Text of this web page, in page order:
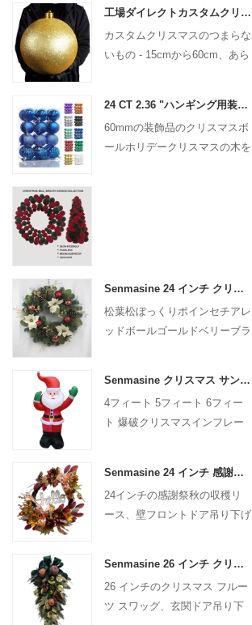
工場ダイレクトカスタムクリスマスボール大きな装飾品15cm -60cmクリスマスロゴボール
カスタムクリスマスのつまらな
いもの - 15cmから60cm、あら
24 CT 2.36 "ハンギング用装飾用のクリスマスプラスチックボールクリスマスシャタープルーフボールホリデーパーティー装飾
60mmの装飾品のクリスマスボ
ールホリデークリスマスの木を
Senmasine 24 インチ クリスマス人工花輪松葉松ぼっくりポインセチア赤いボール ゴールド ベリー ブランチ付き
松葉松ぼっくりポインセチアレ
ッドボールゴールドベリーブラ
Senmasine クリスマス サンタクロース インフレータブル 爆破クリスマス インフレータブル デコレーション ホリデー 冬 屋内 屋外
4フィート 5フィート 6フィー
ト 爆破クリスマスインフレー
ンタクロース インフレータブ
ル
Senmasine 24 インチ 感謝祭秋の収穫リース ハローサイン付き 秋の収穫の葉 ひまわり カボチャパターン リボン付き
24インチの感謝祭秋の収穫リ
ース、壁フロントドア吊り下げ
Senmasine 26 インチ クリスマス フルーツ スワッグ リボン弓付き 人工 PVC 枝葉
26 インチのクリスマス フルー
ツ スワッグ、玄関ドア吊り下